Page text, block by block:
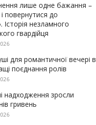
лише одне бажання –
повернутися до
Історія незламного
гвардійця
для романтичної вечері в
поєднання ролів
надходження зросли
гривень